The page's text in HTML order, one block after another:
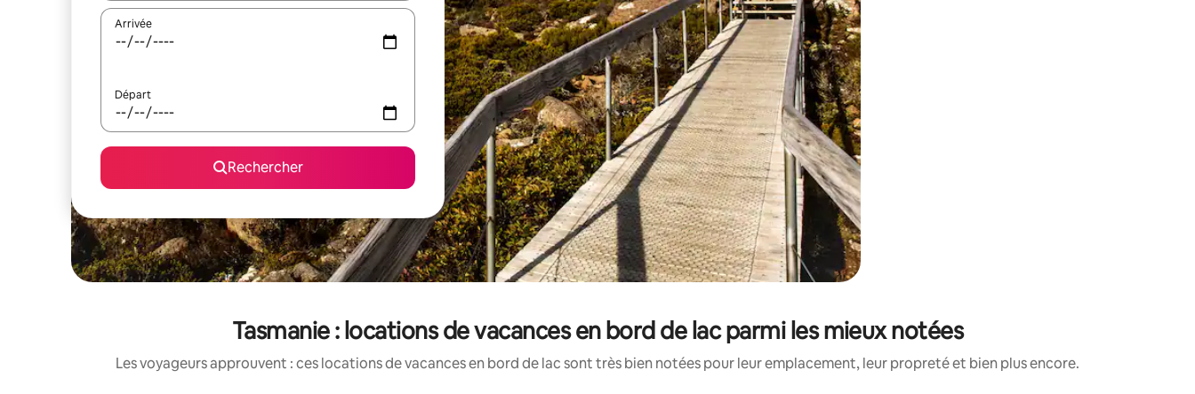
Arrivée
Départ
Rechercher
Tasmanie : locations de vacances en bord de lac parmi les mieux notées
Les voyageurs approuvent : ces locations de vacances en bord de lac sont très bien notées pour leur emplacement, leur propreté et bien plus encore.